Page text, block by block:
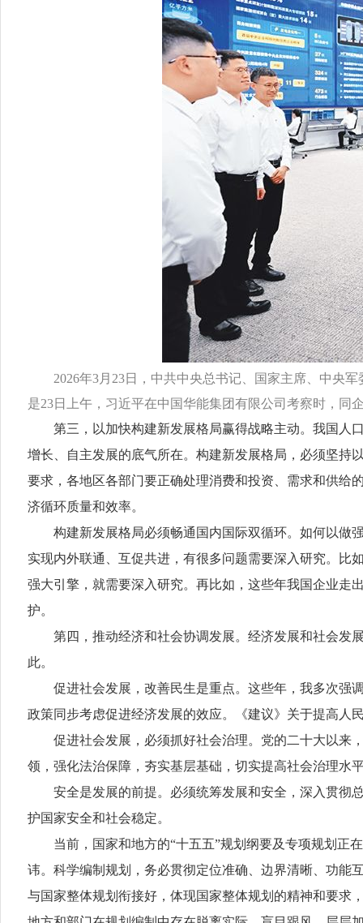
2026年3月23日，中共中央总书记、国家主席、中央
是23日上午，习近平在中国华能集团有限公司考察时，同
第三，以加快构建新发展格局赢得战略主动。我国人口
增长、自主发展的底气所在。构建新发展格局，必须坚持
要求，各地区各部门要正确处理消费和投资、需求和供给
济循环质量和效率。
构建新发展格局必须畅通国内国际双循环。如何以做强
实现内外联通、互促共进，有很多问题需要深入研究。比
强大引擎，就需要深入研究。再比如，这些年我国企业走
护。
第四，推动经济和社会协调发展。经济发展和社会发展
此。
促进社会发展，改善民生是重点。这些年，我多次强调
政策同步考虑促进经济发展的效应。《建议》关于提高人
促进社会发展，必须抓好社会治理。党的二十大以来，
领，强化法治保障，夯实基层基础，切实提高社会治理水
安全是发展的前提。必须统筹发展和安全，深入贯彻总
护国家安全和社会稳定。
当前，国家和地方的“十五五”规划纲要及专项规划正在
讳。科学编制规划，务必贯彻定位准确、边界清晰、功能
与国家整体规划衔接好，体现国家整体规划的精神和要求